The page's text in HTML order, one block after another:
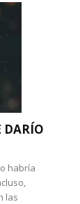
DARÍO
habría
las